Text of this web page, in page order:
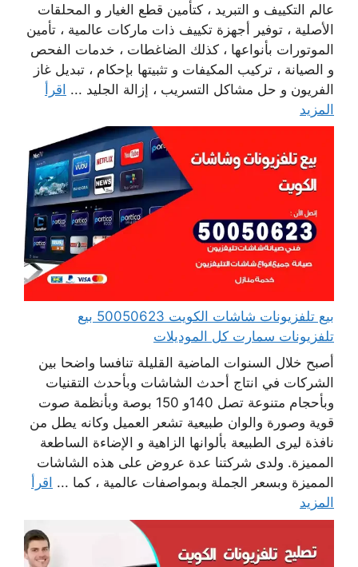
عالم التكييف و التبريد ، كتأمين قطع الغيار و المحلقات
الأصلية ، توفير أجهزة تكييف ذات ماركات عالمية ، تأمين
الموتورات بأنواعها ، كذلك الضاغطات ، خدمات الفحص
و الصيانة ، تركيب المكيفات و تثبيتها بإحكام ، تبديل غاز
الفريون و حل مشاكل التسريب ، إزالة الجليد ... اقرأ
المزيد
بيع تلفزيونات شاشات الكويت 50050623 بيع
تلفزيونات سمارت كل الموديلات
أصبح خلال السنوات الماضية القليلة تنافسا واضحا بين
الشركات في انتاج أحدث الشاشات وبأحدث التقنيات
وبأحجام متنوعة تصل 140و 150 بوصة وبأنظمة صوت
قوية وصورة والوان طبيعية تشعر العميل وكانه يطل من
نافذة ليرى الطبيعة بألوانها الزاهية و الإضاءة الساطعة
المميزة. ولدى شركتنا عدة عروض على هذه الشاشات
المميزة وبسعر الجملة وبمواصفات عالمية ، كما ... اقرأ
المزيد